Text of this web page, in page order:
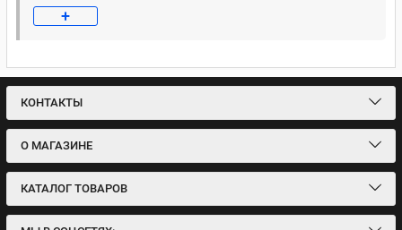
используется в автосервисах, шиномонтажных
мастерских и ремонтных центрах для демонтажа
пальцев рулевых тяг оснащены прочными
захватами и мощным механизмом,
обеспечивающим равномерное распределение
усилия. Конструкция инструмента позволяет
работать с различными моделями автомобилей как
отечественного, так и импортного производства.
Использование специализированного
выпрессовщика значительно ускоряет процесс
ремонта рулевого управления и предотвращает
+
КОНТАКТЫ
О МАГАЗИНЕ
КАТАЛОГ ТОВАРОВ